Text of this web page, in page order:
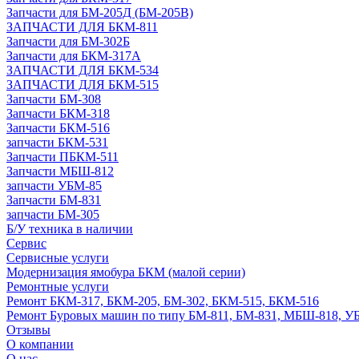
Запчасти для БМ-205Д (БМ-205В)
ЗАПЧАСТИ ДЛЯ БКМ-811
Запчасти для БМ-302Б
Запчасти для БКМ-317А
ЗАПЧАСТИ ДЛЯ БКМ-534
ЗАПЧАСТИ ДЛЯ БКМ-515
Запчасти БМ-308
Запчасти БКМ-318
Запчасти БКМ-516
запчасти БКМ-531
Запчасти ПБКМ-511
Запчасти МБШ-812
запчасти УБМ-85
Запчасти БМ-831
запчасти БМ-305
Б/У техника в наличии
Сервис
Сервисные услуги
Модернизация ямобура БКМ (малой серии)
Ремонтные услуги
Ремонт БКМ-317, БКМ-205, БМ-302, БКМ-515, БКМ-516
Ремонт Буровых машин по типу БМ-811, БМ-831, МБШ-818,
Отзывы
О компании